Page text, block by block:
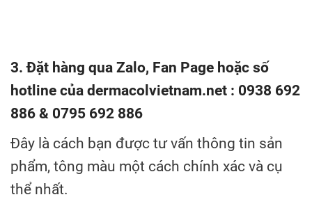
3. Đặt hàng qua Zalo, Fan Page hoặc số
hotline của dermacolvietnam.net : 0938 692
886 & 0795 692 886
Đây là cách bạn được tư vấn thông tin sản
phẩm, tông màu một cách chính xác và cụ
thể nhất.